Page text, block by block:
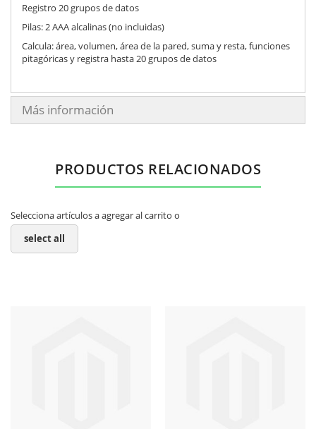
Registro 20 grupos de datos
Pilas: 2 AAA alcalinas (no incluidas)
Calcula: área, volumen, área de la pared, suma y resta, funciones
pitagóricas y registra hasta 20 grupos de datos
Más información
PRODUCTOS RELACIONADOS
Selecciona artículos a agregar al carrito o
select all